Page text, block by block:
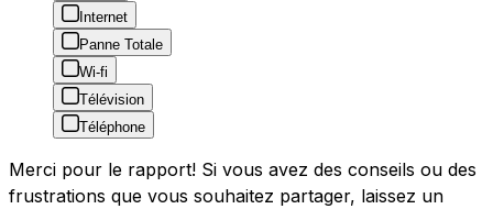
Internet
Panne Totale
Wi-fi
Télévision
Téléphone
Merci pour le rapport! Si vous avez des conseils ou des
frustrations que vous souhaitez partager, laissez un